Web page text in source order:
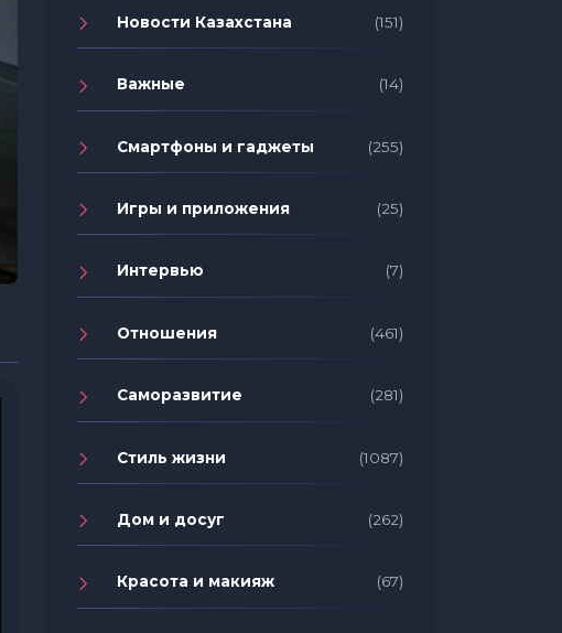
Новости Казахстана (151)
Важные (14)
Смартфоны и гаджеты (255)
Игры и приложения (25)
Интервью (7)
Отношения (461)
Саморазвитие (281)
Стиль жизни (1087)
Дом и досуг (262)
Красота и макияж (67)